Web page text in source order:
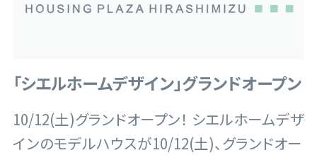
「シエルホームデザイン」グランドオープン
10/12(土)グランドオープン！ シエルホームデザ
インのモデルハウスが10/12(土)、グランドオー